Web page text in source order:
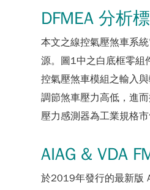
DFMEA 分析
本文之線控氣壓煞車系
源。圖1中之白底框零組
控氣壓煞車模組之輸入
調節煞車壓力高低，進
壓力感測器為工業規格市
AIAG & VDA
於2019年發行的最新版